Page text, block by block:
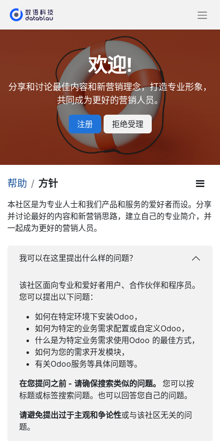
欢迎!
分享和讨论最佳内容和新营销理念，打造专业形象，
共同成为更好的营销人员。
注册 拒绝受理
帮助 方针
本社区是为专业人士和我们产品和服务的爱好者而设。分享
并讨论最好的内容和新营销思路，建立自己的专业简介，并
一起成为更好的营销人员。
我可以在这里提出什么样的问题？
该社区面向专业和爱好者用户、合作伙伴和程序员。
您可以提出以下问题：
如何在特定环境下安装Odoo，
如何为特定的业务需求配置或自定义Odoo，
什么是为特定业务需求使用Odoo 的最佳方式，
如何为您的需求开发模块，
有关Odoo服务等具体问题等。
在您提问之前 - 请确保搜索类似的问题。 您可以按
标题或标签搜索问题。也可以回答您自己的问题。
请避免提出过于主观和争论性或与该社区无关的问
题。